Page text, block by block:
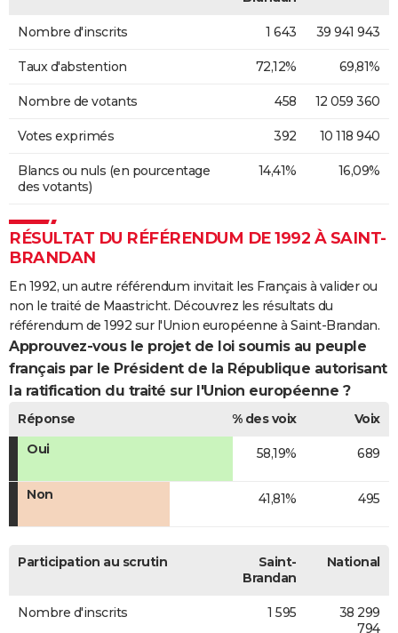
Nombre d'inscrits 1 643 39 941 943
Taux d'abstention 72,12% 69,81%
Nombre de votants 458 12 059 360
Votes exprimés 392 10 118 940
Blancs ou nuls (en pourcentage
des votants)
14,41% 16,09%
RÉSULTAT DU RÉFÉRENDUM DE 1992 À SAINT-
BRANDAN
En 1992, un autre référendum invitait les Français à valider ou
non le traité de Maastricht. Découvrez les résultats du
référendum de 1992 sur l'Union européenne à Saint-Brandan.
Approuvez-vous le projet de loi soumis au peuple
français par le Président de la République autorisant
la ratification du traité sur l'Union européenne ?
Réponse % des voix
Voix
Oui
58,19% 689
Non 41,81% 495
Participation au scrutin
Saint-
Brandan
National
Nombre d'inscrits 1 595
38 299
794